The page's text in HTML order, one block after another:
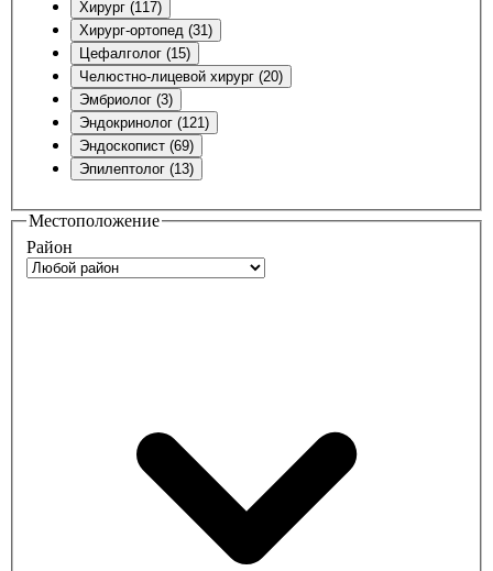
Хирург (117)
Хирург-ортопед (31)
Цефалголог (15)
Челюстно-лицевой хирург (20)
Эмбриолог (3)
Эндокринолог (121)
Эндоскопист (69)
Эпилептолог (13)
Местоположение
Район